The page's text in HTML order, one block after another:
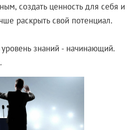
создать ценность для себя и
раскрыть свой потенциал.
знаний - начинающий.